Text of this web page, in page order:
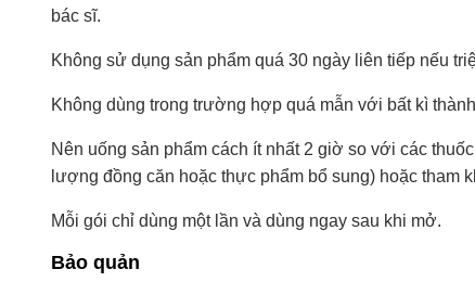
bác sĩ.
Không sử dụng sản phẩm quá 30 ngày liên tiếp nếu
Không dùng trong trường hợp quá mẫn với bất kì
Nên uống sản phẩm cách ít nhất 2 giờ so với các
lượng đồng căn hoặc thực phẩm bổ sung) hoặc tham
Mỗi gói chỉ dùng một lần và dùng ngay sau khi mở.
Bảo quản